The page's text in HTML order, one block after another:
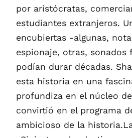
por aristócratas,
estudiantes extranjeros.
encubiertas -algunas,
espionaje, otras, sonados
podían durar décadas.
esta historia en una
profundiza en el núcleo
convirtió en el programa
ambicioso de la